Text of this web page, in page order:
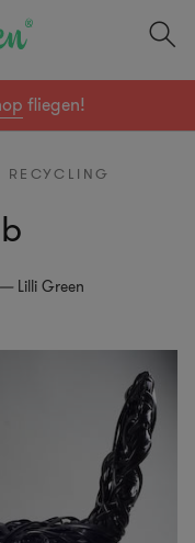
fliegen!
RECYCLING
Lilli Green